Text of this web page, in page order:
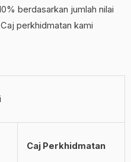
berdasarkan jumlah nilai
perkhidmatan kami
Caj Perkhidmatan